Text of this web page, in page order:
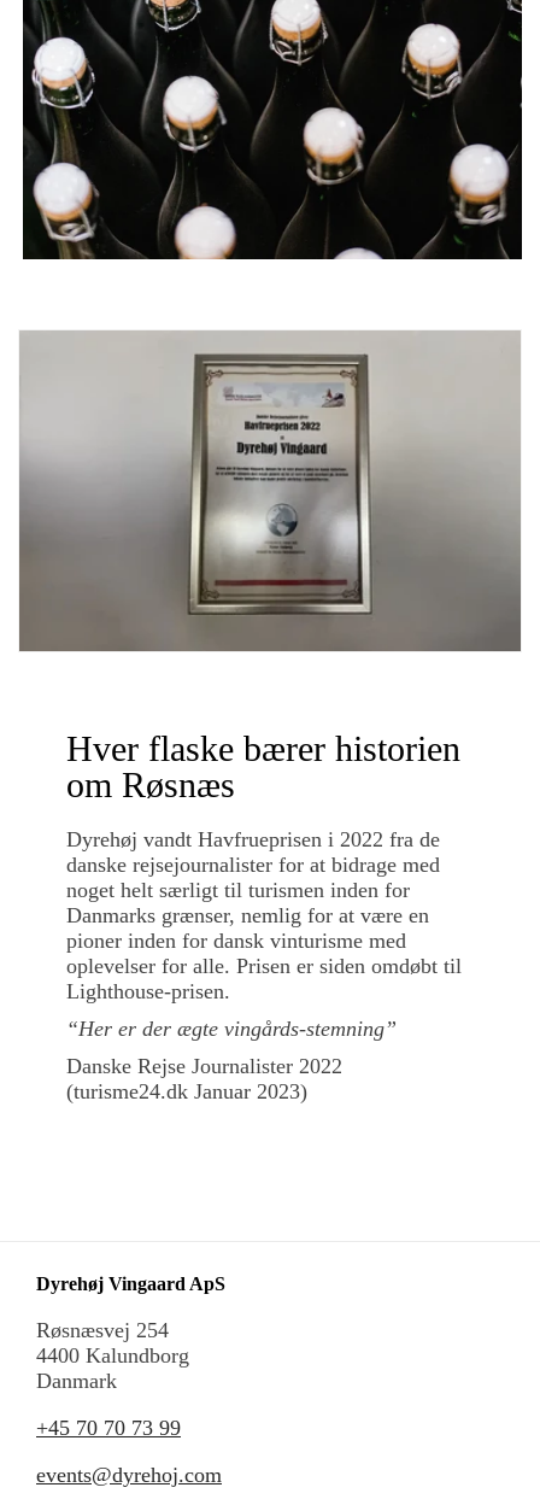
Hver flaske bærer historien
om Røsnæs
Dyrehøj vandt Havfrueprisen i 2022 fra de
danske rejsejournalister for at bidrage med
noget helt særligt til turismen inden for
Danmarks grænser, nemlig for at være en
pioner inden for dansk vinturisme med
oplevelser for alle. Prisen er siden omdøbt til
Lighthouse-prisen.
“Her er der ægte vingårds-stemning”
Danske Rejse Journalister 2022
(turisme24.dk Januar 2023)
Dyrehøj Vingaard ApS
Røsnæsvej 254
4400 Kalundborg
Danmark
+45 70 70 73 99
events@dyrehoj.com